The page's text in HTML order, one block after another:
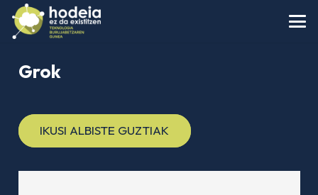
Grok
IKUSI ALBISTE GUZTIAK